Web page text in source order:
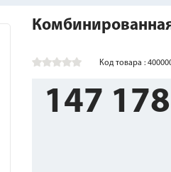
Код товара :
147 178